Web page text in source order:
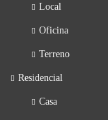
Local
Oficina
Terreno
Residencial
Casa